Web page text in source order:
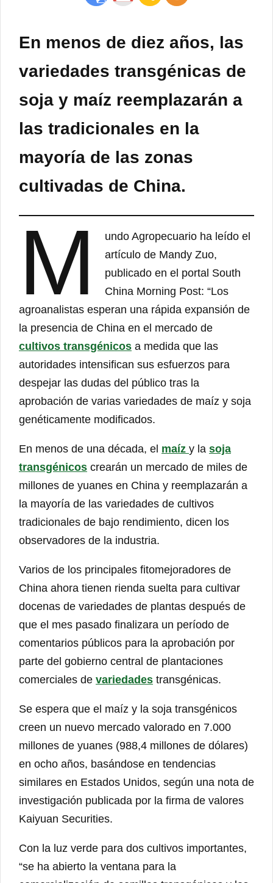
En menos de diez años, las
variedades transgénicas de
soja y maíz reemplazarán a
las tradicionales en la
mayoría de las zonas
cultivadas de China.
M
undo Agropecuario ha leído el
artículo de Mandy Zuo,
publicado en el portal South
China Morning Post: “Los
agroanalistas esperan una rápida expansión de
la presencia de China en el mercado de
cultivos transgénicos a medida que las
autoridades intensifican sus esfuerzos para
despejar las dudas del público tras la
aprobación de varias variedades de maíz y soja
genéticamente modificados.
En menos de una década, el maíz y la soja
transgénicos crearán un mercado de miles de
millones de yuanes en China y reemplazarán a
la mayoría de las variedades de cultivos
tradicionales de bajo rendimiento, dicen los
observadores de la industria.
Varios de los principales fitomejoradores de
China ahora tienen rienda suelta para cultivar
docenas de variedades de plantas después de
que el mes pasado finalizara un período de
comentarios públicos para la aprobación por
parte del gobierno central de plantaciones
comerciales de variedades transgénicas.
Se espera que el maíz y la soja transgénicos
creen un nuevo mercado valorado en 7.000
millones de yuanes (988,4 millones de dólares)
en ocho años, basándose en tendencias
similares en Estados Unidos, según una nota de
investigación publicada por la firma de valores
Kaiyuan Securities.
Con la luz verde para dos cultivos importantes,
“se ha abierto la ventana para la